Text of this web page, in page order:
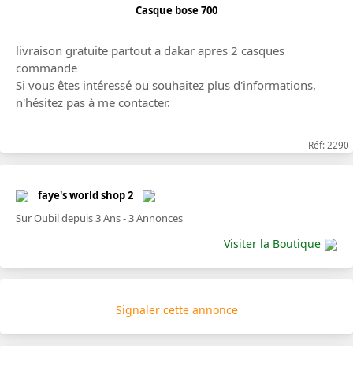
Casque bose 700
livraison gratuite partout a dakar apres 2 casques
commande
Si vous êtes intéressé ou souhaitez plus d'informations,
n'hésitez pas à me contacter.
Réf: 2290
faye's world shop 2
Sur Oubil depuis 3 Ans - 3 Annonces
Visiter la Boutique
Signaler cette annonce